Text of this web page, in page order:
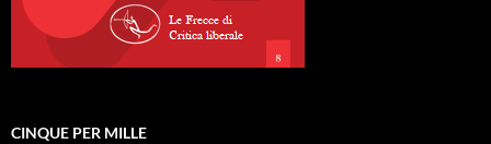
CINQUE PER MILLE